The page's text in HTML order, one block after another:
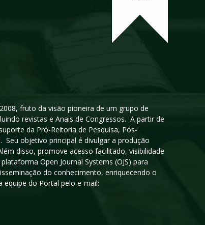
fruto da visão pioneira de um grupo de
revistas e Anais de Congressos. A partir de
da Pró-Reitoria de Pesquisa, Pós-
Seu objetivo principal é divulgar a produção
disso, promove acesso facilitado, visibilidade
Open Journal Systems (OJS) para
do conhecimento, enriquecendo o
do Portal pelo e-mail: